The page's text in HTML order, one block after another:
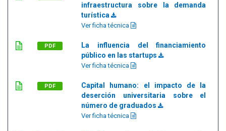
infraestructura sobre la demanda
turística
Ver ficha técnica
PDF
La influencia del financiamiento
público en las startups
Ver ficha técnica
PDF
Capital humano: el impacto de la
deserción universitaria sobre el
número de graduados
Ver ficha técnica